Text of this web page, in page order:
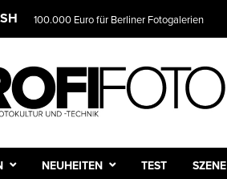
100.000 Euro für Berliner Fotogalerien
NEUHEITEN TEST SZENE